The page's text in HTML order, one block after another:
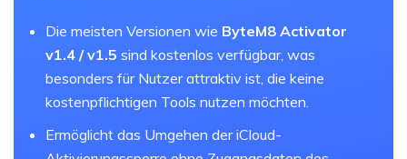
Die meisten Versionen wie ByteM8 Activator
v1.4 / v1.5 sind kostenlos verfügbar, was
besonders für Nutzer attraktiv ist, die keine
kostenpflichtigen Tools nutzen möchten.
Ermöglicht das Umgehen der iCloud-